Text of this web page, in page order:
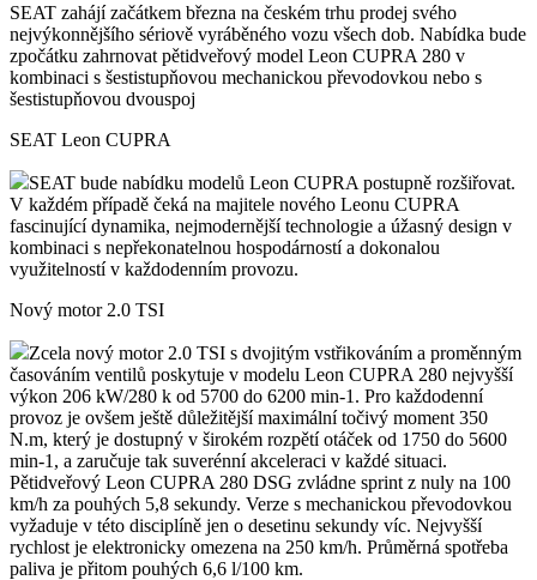
SEAT zahájí začátkem března na českém trhu prodej svého
nejvýkonnějšího sériově vyráběného vozu všech dob. Nabídka bude
zpočátku zahrnovat pětidveřový model Leon CUPRA 280 v
kombinaci s šestistupňovou mechanickou převodovkou nebo s
šestistupňovou dvouspoj
SEAT Leon CUPRA
SEAT bude nabídku modelů Leon CUPRA postupně rozšiřovat.
V každém případě čeká na majitele nového Leonu CUPRA
fascinující dynamika, nejmodernější technologie a úžasný design v
kombinaci s nepřekonatelnou hospodárností a dokonalou
využitelností v každodenním provozu.
Nový motor 2.0 TSI
Zcela nový motor 2.0 TSI s dvojitým vstřikováním a proměnným
časováním ventilů poskytuje v modelu Leon CUPRA 280 nejvyšší
výkon 206 kW/280 k od 5700 do 6200 min-1. Pro každodenní
provoz je ovšem ještě důležitější maximální točivý moment 350
N.m, který je dostupný v širokém rozpětí otáček od 1750 do 5600
min-1, a zaručuje tak suverénní akceleraci v každé situaci.
Pětidveřový Leon CUPRA 280 DSG zvládne sprint z nuly na 100
km/h za pouhých 5,8 sekundy. Verze s mechanickou převodovkou
vyžaduje v této disciplíně jen o desetinu sekundy víc. Nejvyšší
rychlost je elektronicky omezena na 250 km/h. Průměrná spotřeba
paliva je přitom pouhých 6,6 l/100 km.